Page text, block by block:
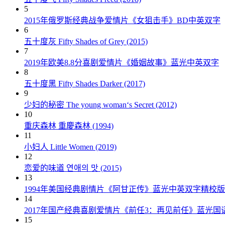
5
2015年俄罗斯经典战争爱情片《女狙击手》BD中英双字
6
五十度灰 Fifty Shades of Grey (2015)
7
2019年欧美8.8分喜剧爱情片《婚姻故事》蓝光中英双字
8
五十度黑 Fifty Shades Darker (2017)
9
少妇的秘密 The young woman‘s Secret (2012)
10
重庆森林 重慶森林 (1994)
11
小妇人 Little Women (2019)
12
恋爱的味道 연애의 맛 (2015)
13
1994年美国经典剧情片《阿甘正传》蓝光中英双字精校版
14
2017年国产经典喜剧爱情片《前任3：再见前任》蓝光国
15